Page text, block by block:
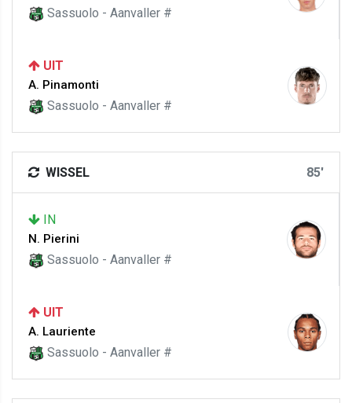
Sassuolo - Aanvaller #
UIT
A. Pinamonti
Sassuolo - Aanvaller #
WISSEL 85'
IN
N. Pierini
Sassuolo - Aanvaller #
UIT
A. Lauriente
Sassuolo - Aanvaller #